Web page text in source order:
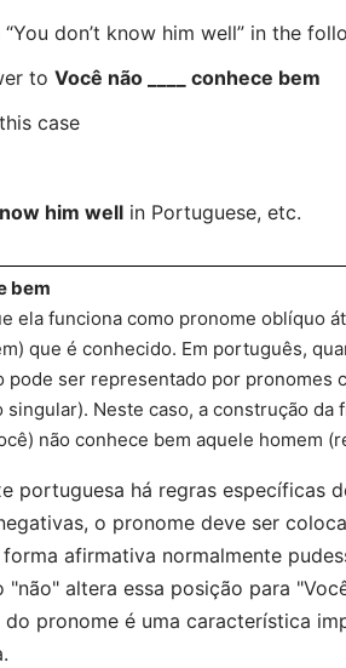
don’t know him well” in the
to Você não ____ conhece bem
case
him wellin Portuguese, etc.
bem
ela funciona como pronome oblíquo
que é conhecido. Em português,
ser representado por pronomes
Neste caso, a construção da
não conhece bem aquele homem
portuguesa há regras específicas
o pronome deve ser
afirmativa normalmente
"não" altera essa posição para
pronome é uma característica